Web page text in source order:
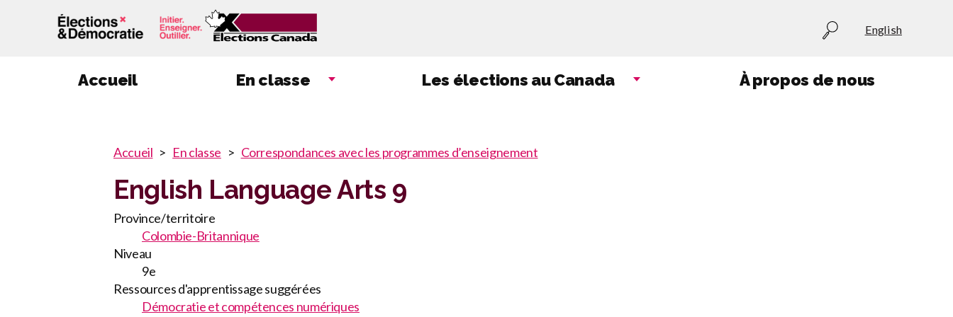
Utility
English
Accueil En classe Les élections au Canada À propos de nous
You
are
here
You
here
Accueil En classe Correspondances avec les programmes d’enseignement
English Language Arts 9
Province/territoire
Colombie-Britannique
Niveau
9e
Ressources d'apprentissage suggérées
Démocratie et compétences numériques